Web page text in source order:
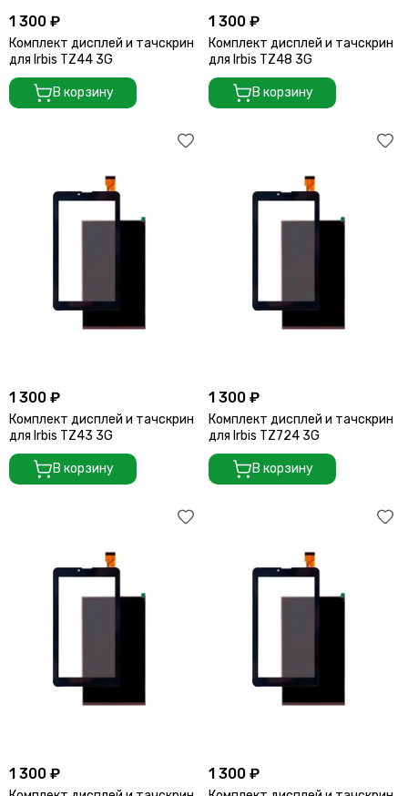
1 300 ₽
Комплект дисплей и тачскрин
для Irbis TZ44 3G
В корзину
1 300 ₽
Комплект дисплей и тачскрин
для Irbis TZ48 3G
В корзину
1 300 ₽
Комплект дисплей и тачскрин
для Irbis TZ43 3G
В корзину
1 300 ₽
Комплект дисплей и тачскрин
для Irbis TZ724 3G
В корзину
1 300 ₽ 1 300 ₽